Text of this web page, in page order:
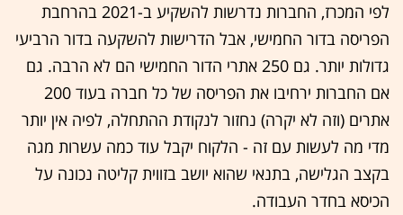
לפי המכרז, החברות נדרשות להשקיע ב-2021 בהרחבת
הפריסה בדור החמישי, אבל הדרישות להשקעה בדור הרביעי
גדולות יותר. גם 250 אתרי הדור החמישי הם לא הרבה. גם
אם החברות ירחיבו את הפריסה של כל חברה בעוד 200
אתרים (וזה לא יקרה) נחזור לנקודת ההתחלה, לפיה אין יותר
מדי מה לעשות עם זה - הלקוח יקבל עוד כמה עשרות מגה
בקצב הגלישה, בתנאי שהוא יושב בזווית קליטה נכונה על
הכיסא בחדר העבודה.